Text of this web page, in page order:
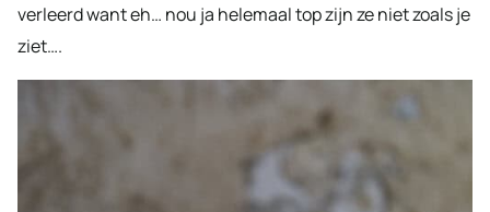
verleerd want eh… nou ja helemaal top zijn ze niet zoals je
ziet….